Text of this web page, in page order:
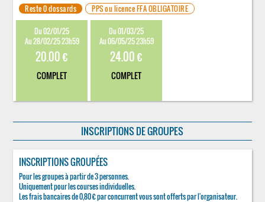
Reste 0 dossards
PPS ou licence FFA OBLIGATOIRE
Du 02/01/25
Au 28/02/25 23h59
20.00 €
COMPLET
Du 01/03/25
Au 06/05/25 23h59
24.00 €
COMPLET
INSCRIPTIONS DE GROUPES
INSCRIPTIONS GROUPÉES
Pour les groupes à partir de 3 personnes.
Uniquement pour les courses individuelles.
Les frais bancaires de 0,80 € par concurrent vous sont offerts par l'organisateur.